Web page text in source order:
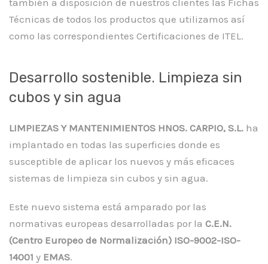
Técnicas de todos los productos que utilizamos así
como las correspondientes Certificaciones de ITEL.
Desarrollo sostenible. Limpieza sin
cubos y sin agua
LIMPIEZAS Y MANTENIMIENTOS HNOS. CARPIO, S.L. ha
implantado en todas las superficies donde es
susceptible de aplicar los nuevos y más eficaces
sistemas de limpieza sin cubos y sin agua.
Este nuevo sistema está amparado por las
normativas europeas desarrolladas por la C.E.N.
(Centro Europeo de Normalización) ISO-9002-ISO-
14001 y EMAS.